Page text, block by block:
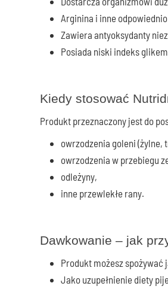
Arginina i inne
Zawiera antyoksydanty
Posiada niski indeks
Kiedy stosować
Produkt przeznaczony jest do
owrzodzenia goleni (żylne,
owrzodzenia w przebiegu
odleżyny,
inne przewlekłe rany.
Dawkowanie – jak
Produkt możesz spożywać
Jako uzupełnienie diety